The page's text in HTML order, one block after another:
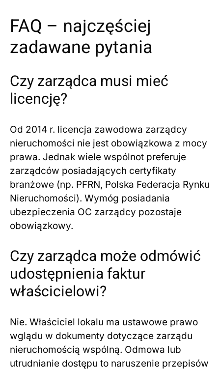
FAQ – najczęściej
zadawane pytania
Czy zarządca musi mieć
licencję?
Od 2014 r. licencja zawodowa zarządcy
nieruchomości nie jest obowiązkowa z mocy
prawa. Jednak wiele wspólnot preferuje
zarządców posiadających certyfikaty
branżowe (np. PFRN, Polska Federacja Rynku
Nieruchomości). Wymóg posiadania
ubezpieczenia OC zarządcy pozostaje
obowiązkowy.
Czy zarządca może odmówić
udostępnienia faktur
właścicielowi?
Nie. Właściciel lokalu ma ustawowe prawo
wglądu w dokumenty dotyczące zarządu
nieruchomością wspólną. Odmowa lub
utrudnianie dostępu to naruszenie przepisów